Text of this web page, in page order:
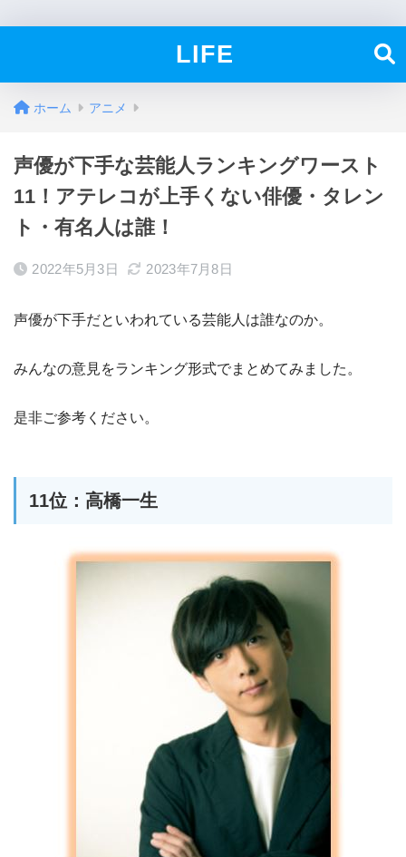
LIFE
ホーム アニメ
声優が下手な芸能人ランキングワースト
11！アテレコが上手くない俳優・タレン
ト・有名人は誰！
2022年5月3日 2023年7月8日
声優が下手だといわれている芸能人は誰なのか。
みんなの意見をランキング形式でまとめてみました。
是非ご参考ください。
11位：高橋一生